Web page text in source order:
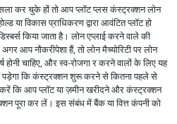
कर चुके हों तो आप प्लॉट प्लस कंस्ट्रक्शन लोन
या विकास प्राधिकरण द्वारा आवंटित प्लॉट हो
किया जाता है। लोन एप्लाई करने वाले की
आप नौकरीपेशा हैं, तो लोन मैच्योरिटी पर लोन
चाहिए, और स्व-रोजगा र करने वालों के लिए यह
पड़ेगा कि कंस्ट्रक्शन शुरू करने से कितना पहले से
कि आप प्लॉट या ज़मीन खरीदने और कंस्ट्रक्शन
पूरा कर लें। इस संबंध में बैंक या वित्त कंपनी को